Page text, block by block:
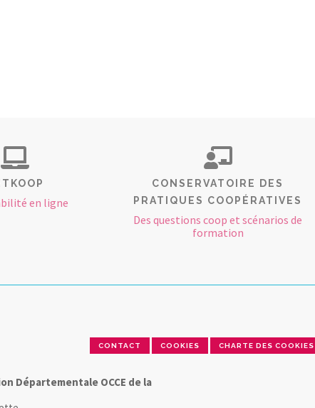
en ligne
CONSERVATOIRE DES
PRATIQUES COOPÉRATIVES
Des questions coop et scénarios de
formation
CONTACT COOKIES CHARTE DES COOKIES
Départementale OCCE de la